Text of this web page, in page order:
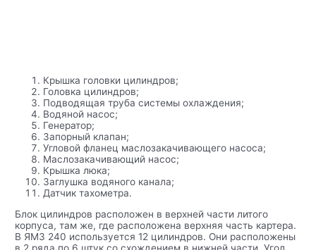
Крышка головки цилиндров;
Головка цилиндров;
Подводящая труба системы охлаждения;
Водяной насос;
Генератор;
Запорный клапан;
Угловой фланец маслозакачивающего насоса;
Маслозакачивающий насос;
Крышка люка;
Заглушка водяного канала;
Датчик тахометра.
Блок цилиндров расположен в верхней части литого
корпуса, там же, где расположена верхняя часть картера.
В ЯМЗ 240 используется 12 цилиндров. Они расположены